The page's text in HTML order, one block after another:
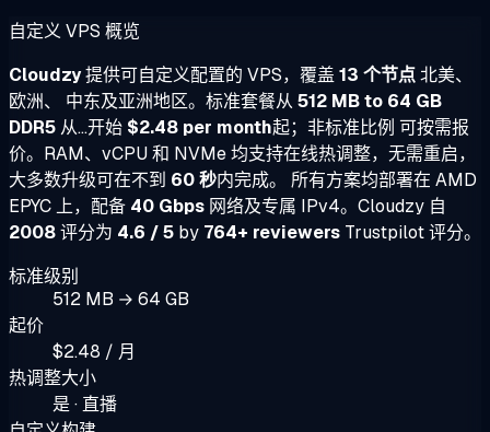
自定义 VPS 概览
Cloudzy提供可自定义配置的 VPS，覆盖 13 个节点北美、
欧洲、 中东及亚洲地区。标准套餐从 512 MB to 64 GB
DDR5 从...开始 $2.48 per month起；非标准比例 可按需报
价。RAM、vCPU 和 NVMe 均支持在线热调整，无需重启，
大多数升级可在不到 60 秒内完成。 所有方案均部署在 AMD
EPYC 上，配备 40 Gbps 网络及专属 IPv4。Cloudzy 自
2008评分为 4.6 / 5 by 764+ reviewers Trustpilot 评分。
标准级别
512 MB → 64 GB
起价
$2.48 / 月
热调整大小
是 · 直播